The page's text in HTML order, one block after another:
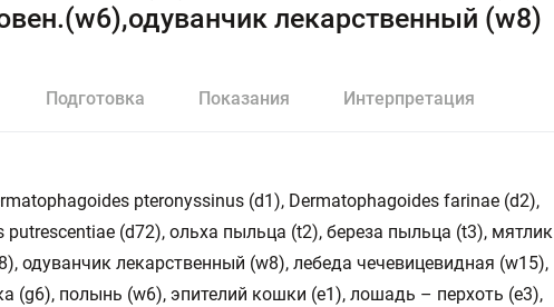
лекарственный (w8)
Подготовка Показания Интерпретация
pteronyssinus (d1), Dermatophagoides farinae (d2),
putrescentiae (d72), ольха пыльца (t2), береза пыльца (t3), мятлик
одуванчик лекарственный (w8), лебеда чечевицевидная (w15),
(g6), полынь (w6), эпителий кошки (e1), лошадь – перхоть (e3),